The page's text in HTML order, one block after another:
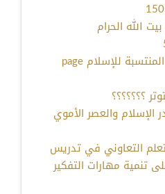
الله الحرام
موسوعة المذاهب المنتسبة للإسلام page
؟؟؟؟؟؟؟
والعصر الأموي
التعاوني في تدريس
تنمية مهارات التفكير